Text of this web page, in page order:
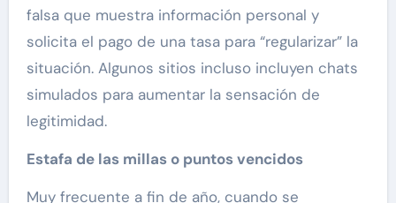
falsa que muestra información personal y
solicita el pago de una tasa para “regularizar” la
situación. Algunos sitios incluso incluyen chats
simulados para aumentar la sensación de
legitimidad.
Estafa de las millas o puntos vencidos
Muy frecuente a fin de año, cuando se